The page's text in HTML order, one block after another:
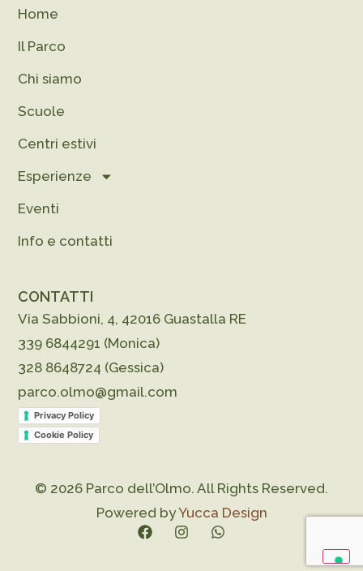
Home
Il Parco
Chi siamo
Scuole
Centri estivi
Esperienze
Eventi
Info e contatti
CONTATTI
Via Sabbioni, 4, 42016 Guastalla RE
339 6844291 (Monica)
328 8648724 (Gessica)
parco.olmo@gmail.com
Privacy Policy
Cookie Policy
© 2026 Parco dell’Olmo. All Rights Reserved.
Powered byYucca Design